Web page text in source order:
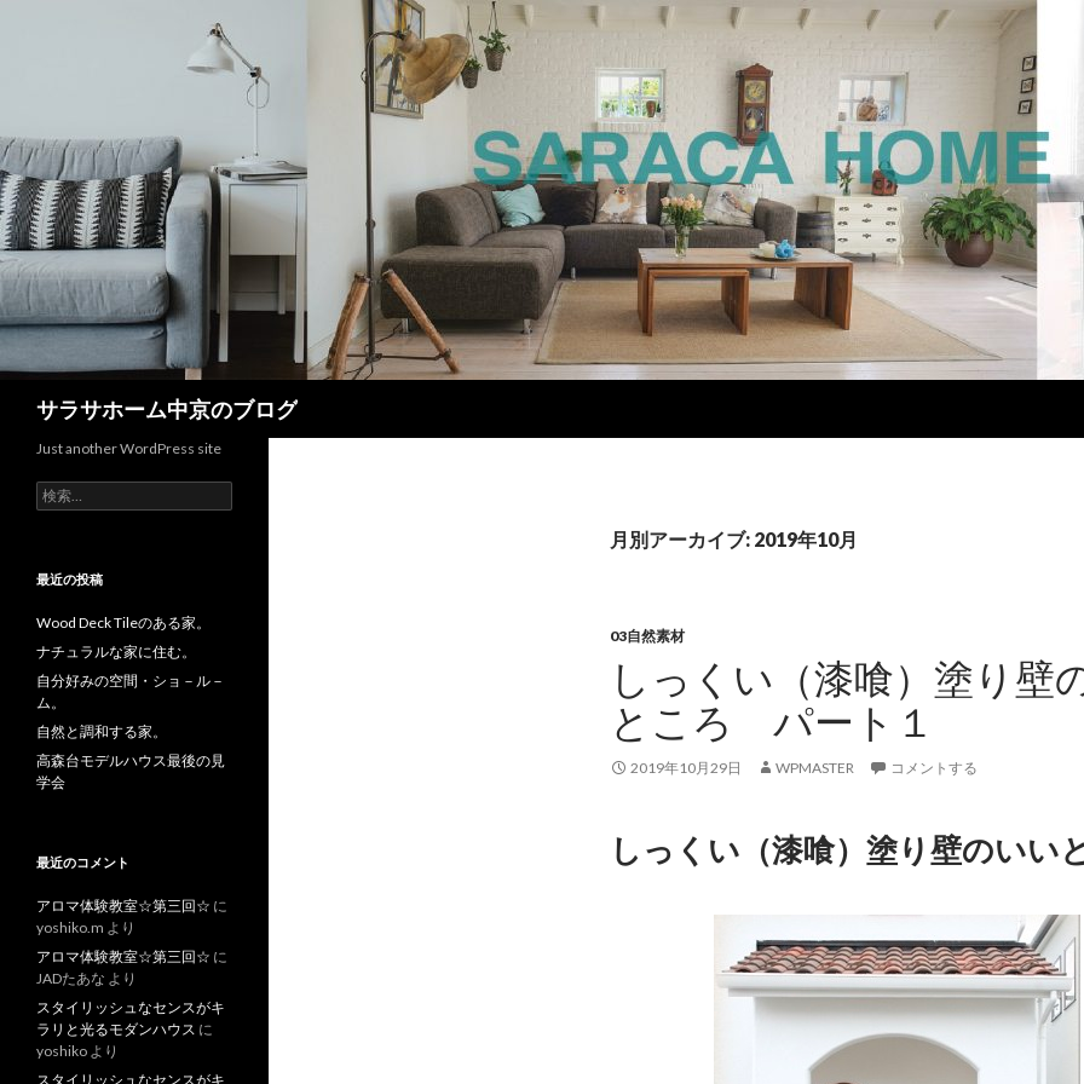
サラサホーム中京のブログ
月別アーカイブ: 2019年10月
03自然素材
しっくい（漆喰）塗り壁
ところ パート１
2019年10月29日 WPMASTER コメントする
しっくい（漆喰）塗り壁のいい
Just another WordPress site
検
索:
最近の投稿
Wood Deck Tileのある家。
ナチュラルな家に住む。
自分好みの空間・ショ－ル－
ム。
自然と調和する家。
高森台モデルハウス最後の見
学会
最近のコメント
アロマ体験教室☆第三回☆ に
yoshiko.m より
アロマ体験教室☆第三回☆ に
JADたあな より
スタイリッシュなセンスがキ
ラリと光るモダンハウス に
yoshiko より
スタイリッシュなセンスがキ